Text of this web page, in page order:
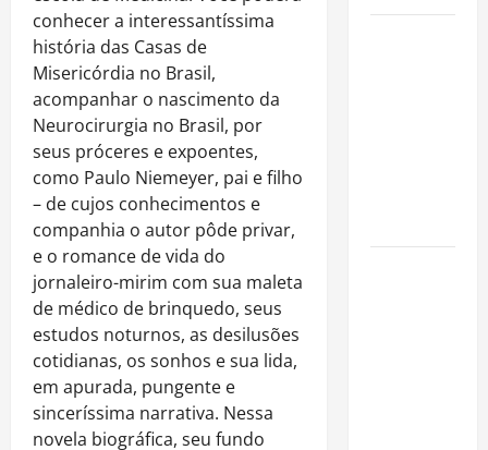
conhecer a interessantíssima
história das Casas de
Misericórdia no Brasil,
acompanhar o nascimento da
Neurocirurgia no Brasil, por
seus próceres e expoentes,
como Paulo Niemeyer, pai e filho
– de cujos conhecimentos e
companhia o autor pôde privar,
e o romance de vida do
jornaleiro-mirim com sua maleta
de médico de brinquedo, seus
estudos noturnos, as desilusões
cotidianas, os sonhos e sua lida,
em apurada, pungente e
sinceríssima narrativa. Nessa
novela biográfica, seu fundo